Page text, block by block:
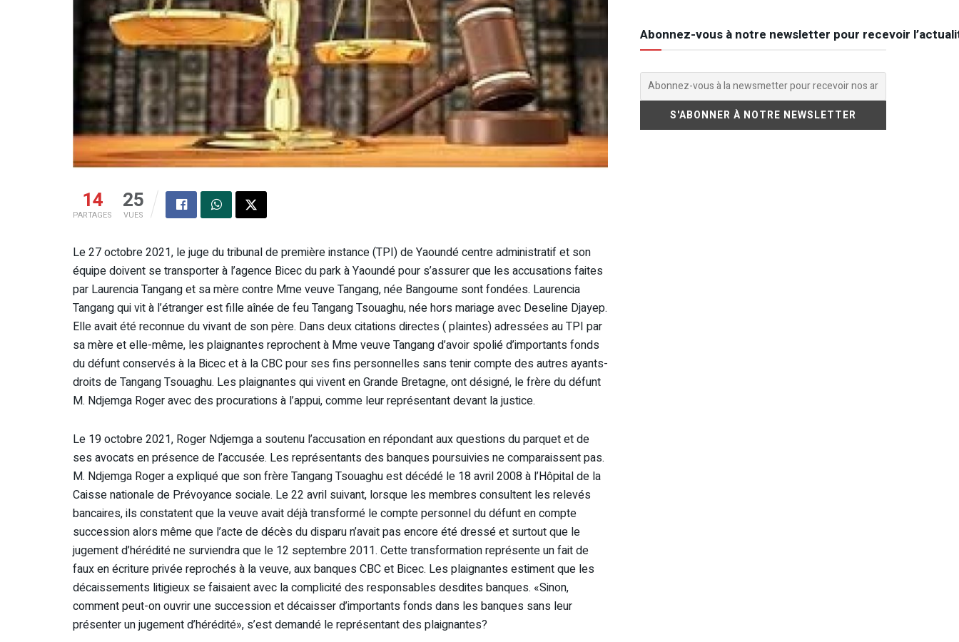
14
PARTAGES
25
VUES
Le 27 octobre 2021, le juge du tribunal de première instance (TPI) de Yaoundé centre administratif et son
équipe doivent se transporter à l’agence Bicec du park à Yaoundé pour s’assurer que les accusations faites
par Laurencia Tangang et sa mère contre Mme veuve Tangang, née Bangoume sont fondées. Laurencia
Tangang qui vit à l’étranger est fille aînée de feu Tangang Tsouaghu, née hors mariage avec Deseline Djayep.
Elle avait été reconnue du vivant de son père. Dans deux citations directes ( plaintes) adressées au TPI par
sa mère et elle-même, les plaignantes reprochent à Mme veuve Tangang d’avoir spolié d’importants fonds
du défunt conservés à la Bicec et à la CBC pour ses fins personnelles sans tenir compte des autres ayants-
droits de Tangang Tsouaghu. Les plaignantes qui vivent en Grande Bretagne, ont désigné, le frère du défunt
M. Ndjemga Roger avec des procurations à l’appui, comme leur représentant devant la justice.
Le 19 octobre 2021, Roger Ndjemga a soutenu l’accusation en répondant aux questions du parquet et de
ses avocats en présence de l’accusée. Les représentants des banques poursuivies ne comparaissent pas.
M. Ndjemga Roger a expliqué que son frère Tangang Tsouaghu est décédé le 18 avril 2008 à l’Hôpital de la
Caisse nationale de Prévoyance sociale. Le 22 avril suivant, lorsque les membres consultent les relevés
bancaires, ils constatent que la veuve avait déjà transformé le compte personnel du défunt en compte
succession alors même que l’acte de décès du disparu n’avait pas encore été dressé et surtout que le
jugement d’hérédité ne surviendra que le 12 septembre 2011. Cette transformation représente un fait de
faux en écriture privée reprochés à la veuve, aux banques CBC et Bicec. Les plaignantes estiment que les
décaissements litigieux se faisaient avec la complicité des responsables desdites banques. «Sinon,
comment peut-on ouvrir une succession et décaisser d’importants fonds dans les banques sans leur
présenter un jugement d’hérédité», s’est demandé le représentant des plaignantes?
Abonnez-vous à notre newsletter pour recevoir